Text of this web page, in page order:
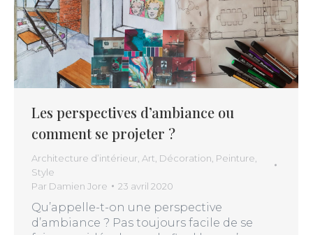
Les perspectives d’ambiance ou
comment se projeter ?
Architecture d’intérieur Art Décoration Peinture
Style
Par Damien Jore 23 avril 2020
Qu’appelle-t-on une perspective
d’ambiance ? Pas toujours facile de se